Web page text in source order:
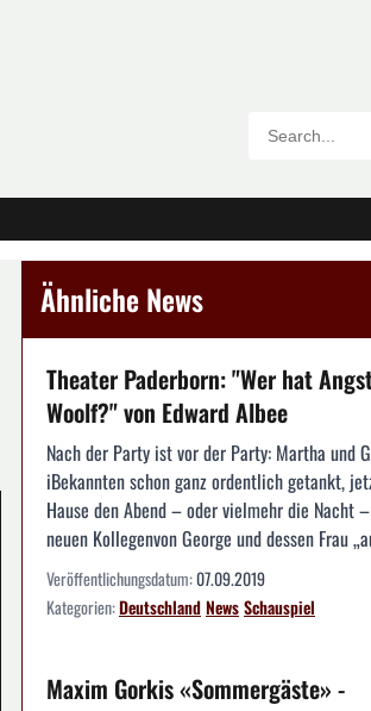
Ähnliche News
Theater Paderborn: "Wer hat
Woolf?" von Edward Albee
Nach der Party ist vor der Party: Martha und
iBekannten schon ganz ordentlich getankt,
Hause den Abend – oder vielmehr die Nacht
neuen Kollegenvon George und dessen Frau
Veröffentlichungsdatum:07.09.2019
Kategorien:DeutschlandNewsSchauspiel
Maxim Gorkis «Sommergäste» -